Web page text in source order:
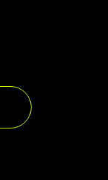
เราเลยมีแนวทาง
กับการจัดการ
างกันเลยดีกว่า
มดา สามารถเขียน